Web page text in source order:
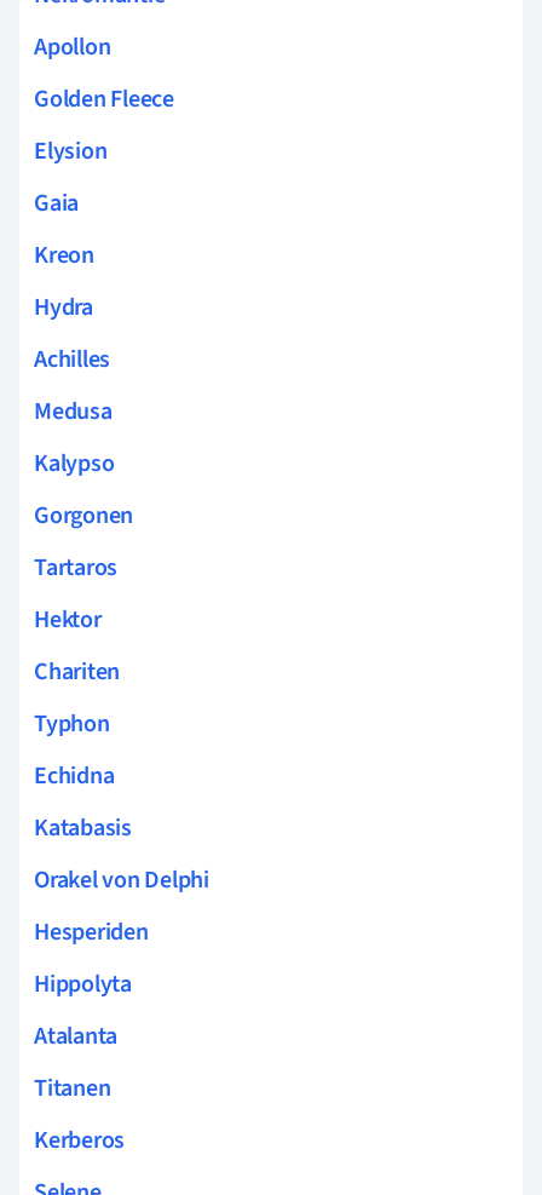
Apollon
Golden Fleece
Elysion
Gaia
Kreon
Hydra
Achilles
Medusa
Kalypso
Gorgonen
Tartaros
Hektor
Chariten
Typhon
Echidna
Katabasis
Orakel von Delphi
Hesperiden
Hippolyta
Atalanta
Titanen
Kerberos